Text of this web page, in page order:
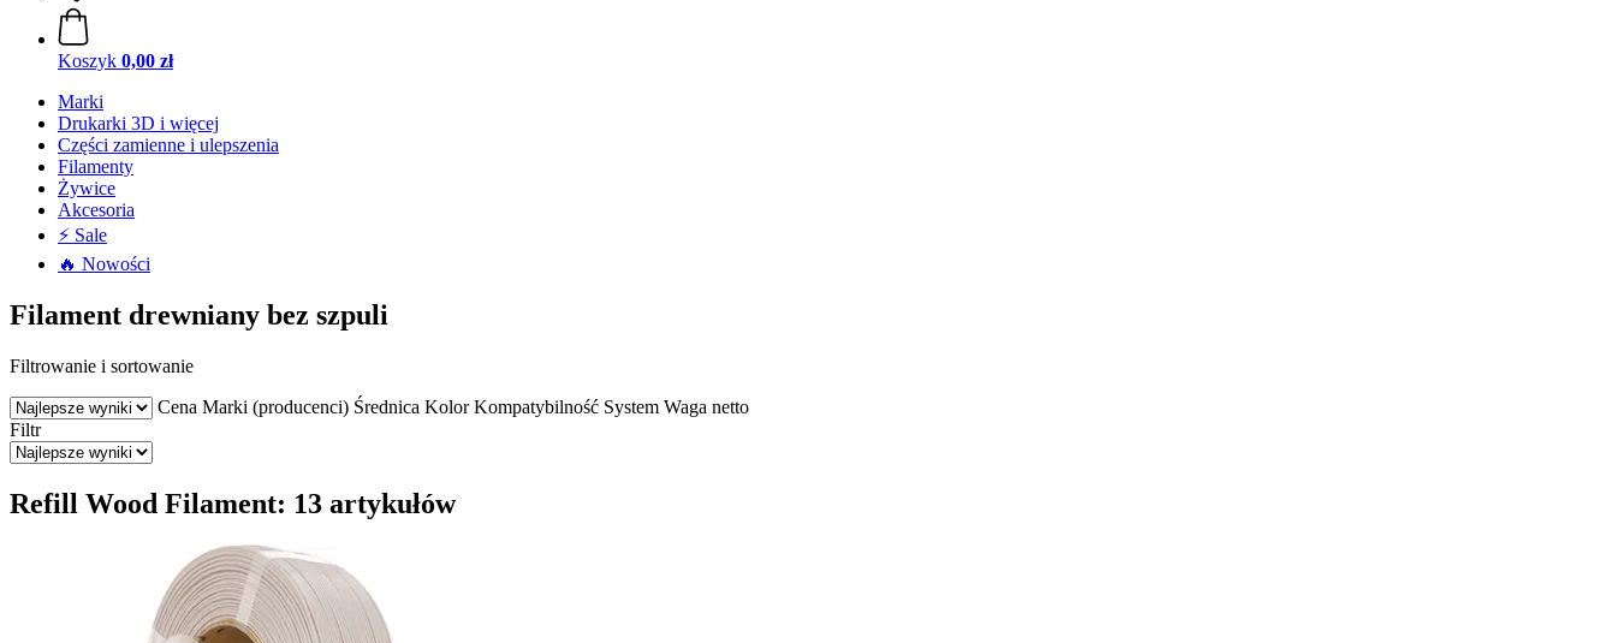
Koszyk 0,00 zł
Marki
Drukarki 3D i więcej
Części zamienne i ulepszenia
Filamenty
Żywice
Akcesoria
⚡ Sale
🔥 Nowości
Filament drewniany bez szpuli
Filtrowanie i sortowanie
Cena Marki (producenci) Średnica Kolor Kompatybilność System Waga netto
Filtr
Refill Wood Filament: 13 artykułów